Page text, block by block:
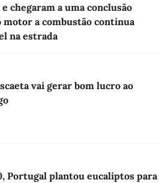
chegaram a uma conclusão
a combustão continua
na estrada
vai gerar bom lucro ao
Portugal plantou eucaliptos para